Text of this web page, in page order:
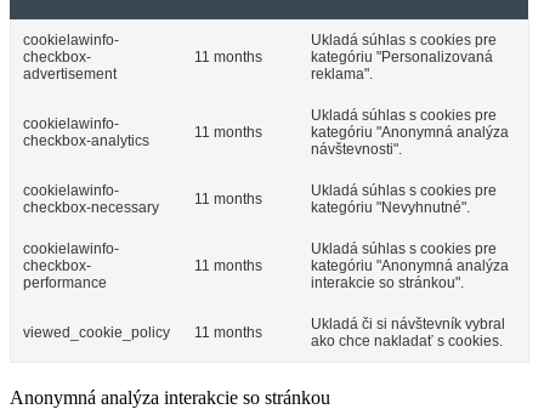
cookielawinfo-
checkbox-
advertisement
11 months
Ukladá súhlas s cookies pre
kategóriu "Personalizovaná
reklama".
cookielawinfo-
checkbox-analytics
11 months
Ukladá súhlas s cookies pre
kategóriu "Anonymná analýza
návštevnosti".
cookielawinfo-
checkbox-necessary
11 months
Ukladá súhlas s cookies pre
kategóriu "Nevyhnutné".
cookielawinfo-
checkbox-
performance
11 months
Ukladá súhlas s cookies pre
kategóriu "Anonymná analýza
interakcie so stránkou".
viewed_cookie_policy 11 months
Ukladá či si návštevník vybral
ako chce nakladať s cookies.
Anonymná analýza interakcie so stránkou